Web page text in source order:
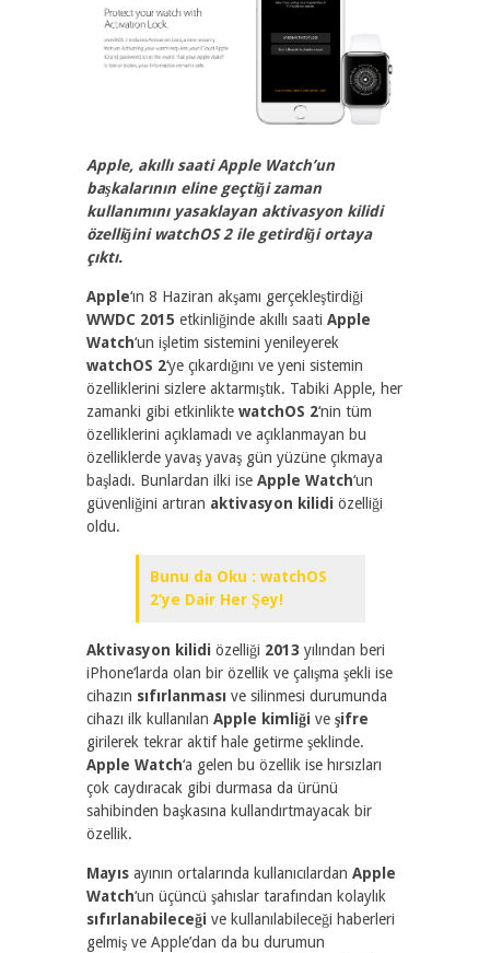
Apple, akıllı saati Apple Watch’un
başkalarının eline geçtiği zaman
kullanımını yasaklayan aktivasyon kilidi
özelliğini watchOS 2 ile getirdiği ortaya
çıktı.
Apple‘ın 8 Haziran akşamı gerçekleştirdiği
WWDC 2015 etkinliğinde akıllı saati Apple
Watch‘un işletim sistemini yenileyerek
watchOS 2‘ye çıkardığını ve yeni sistemin
özelliklerini sizlere aktarmıştık. Tabiki Apple, her
zamanki gibi etkinlikte watchOS 2‘nin tüm
özelliklerini açıklamadı ve açıklanmayan bu
özelliklerde yavaş yavaş gün yüzüne çıkmaya
başladı. Bunlardan ilki ise Apple Watch‘un
güvenliğini artıran aktivasyon kilidi özelliği
oldu.
Bunu da Oku : watchOS
2’ye Dair Her Şey!
Aktivasyon kilidi özelliği 2013 yılından beri
iPhone’larda olan bir özellik ve çalışma şekli ise
cihazın sıfırlanması ve silinmesi durumunda
cihazı ilk kullanılan Apple kimliği ve şifre
girilerek tekrar aktif hale getirme şeklinde.
Apple Watch‘a gelen bu özellik ise hırsızları
çok caydıracak gibi durmasa da ürünü
sahibinden başkasına kullandırtmayacak bir
özellik.
Mayıs ayının ortalarında kullanıcılardan Apple
Watch‘un üçüncü şahıslar tarafından kolaylık
sıfırlanabileceği ve kullanılabileceği haberleri
gelmiş ve Apple’dan da bu durumun